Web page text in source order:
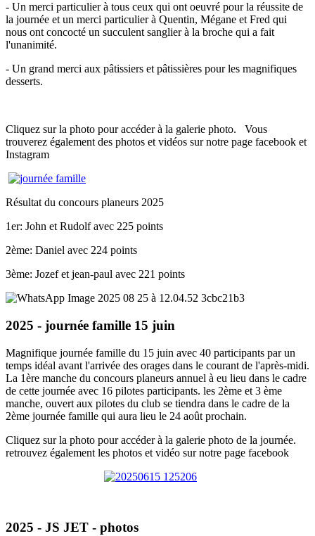
- Un merci particulier à tous ceux qui ont oeuvré pour la réussite de
la journée et un merci particulier à Quentin, Mégane et Fred qui
nous ont concocté un succulent sanglier à la broche qui a fait
l'unanimité.
- Un grand merci aux pâtissiers et pâtissières pour les magnifiques
desserts.
Cliquez sur la photo pour accéder à la galerie photo. Vous
trouverez également des photos et vidéos sur notre page facebook et
Instagram
Résultat du concours planeurs 2025
1er: John et Rudolf avec 225 points
2ème: Daniel avec 224 points
3ème: Jozef et jean-paul avec 221 points
2025 - journée famille 15 juin
Magnifique journée famille du 15 juin avec 40 participants par un
temps idéal avant l'arrivée des orages dans le courant de l'après-midi.
La 1ère manche du concours planeurs annuel à eu lieu dans le cadre
de cette journée avec 16 pilotes participants. les 2ème et 3 ème
manche, ouvert aux pilotes du club se tiendra dans le cadre de la
2ème journée famille qui aura lieu le 24 août prochain.
Cliquez sur la photo pour accéder à la galerie photo de la journée.
retrouvez également les photos et vidéo sur notre page facebook
2025 - JS JET - photos